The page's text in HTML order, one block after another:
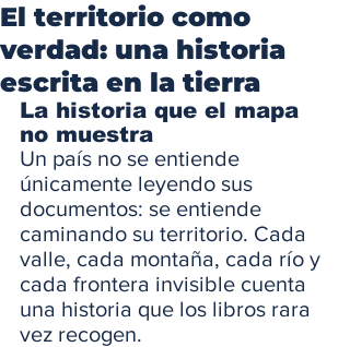
El territorio como
verdad: una historia
escrita en la tierra
La historia que el mapa
no muestra
Un país no se entiende
únicamente leyendo sus
documentos: se entiende
caminando su territorio. Cada
valle, cada montaña, cada río y
cada frontera invisible cuenta
una historia que los libros rara
vez recogen.